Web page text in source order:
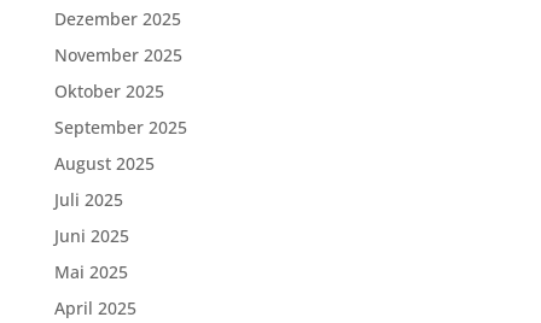
Dezember 2025
November 2025
Oktober 2025
September 2025
August 2025
Juli 2025
Juni 2025
Mai 2025
April 2025